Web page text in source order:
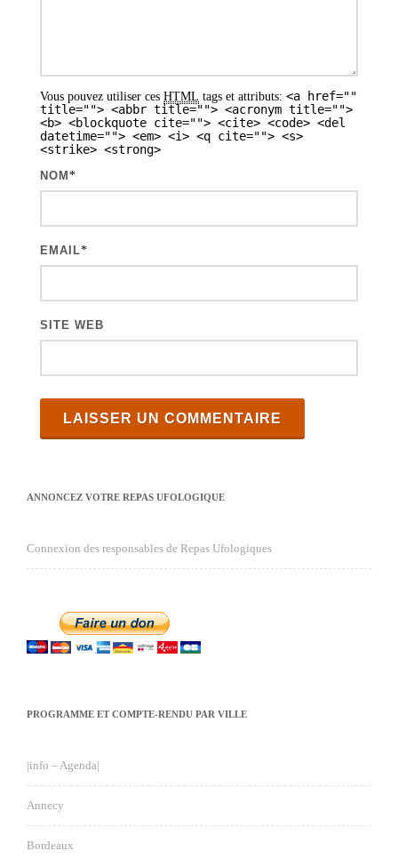
Vous pouvez utiliser ces HTML tags et attributs: <a href=""
title=""> <abbr title=""> <acronym title="">
<b> <blockquote cite=""> <cite> <code> <del
datetime=""> <em> <i> <q cite=""> <s>
<strike> <strong>
NOM *
EMAIL*
SITE WEB
ANNONCEZ VOTRE REPAS UFOLOGIQUE
Connexion des responsables de Repas Ufologiques
PROGRAMME ET COMPTE-RENDU PAR VILLE
|info – Agenda|
Annecy
Bordeaux